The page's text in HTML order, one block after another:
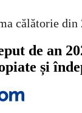
călătorie din
de an
și